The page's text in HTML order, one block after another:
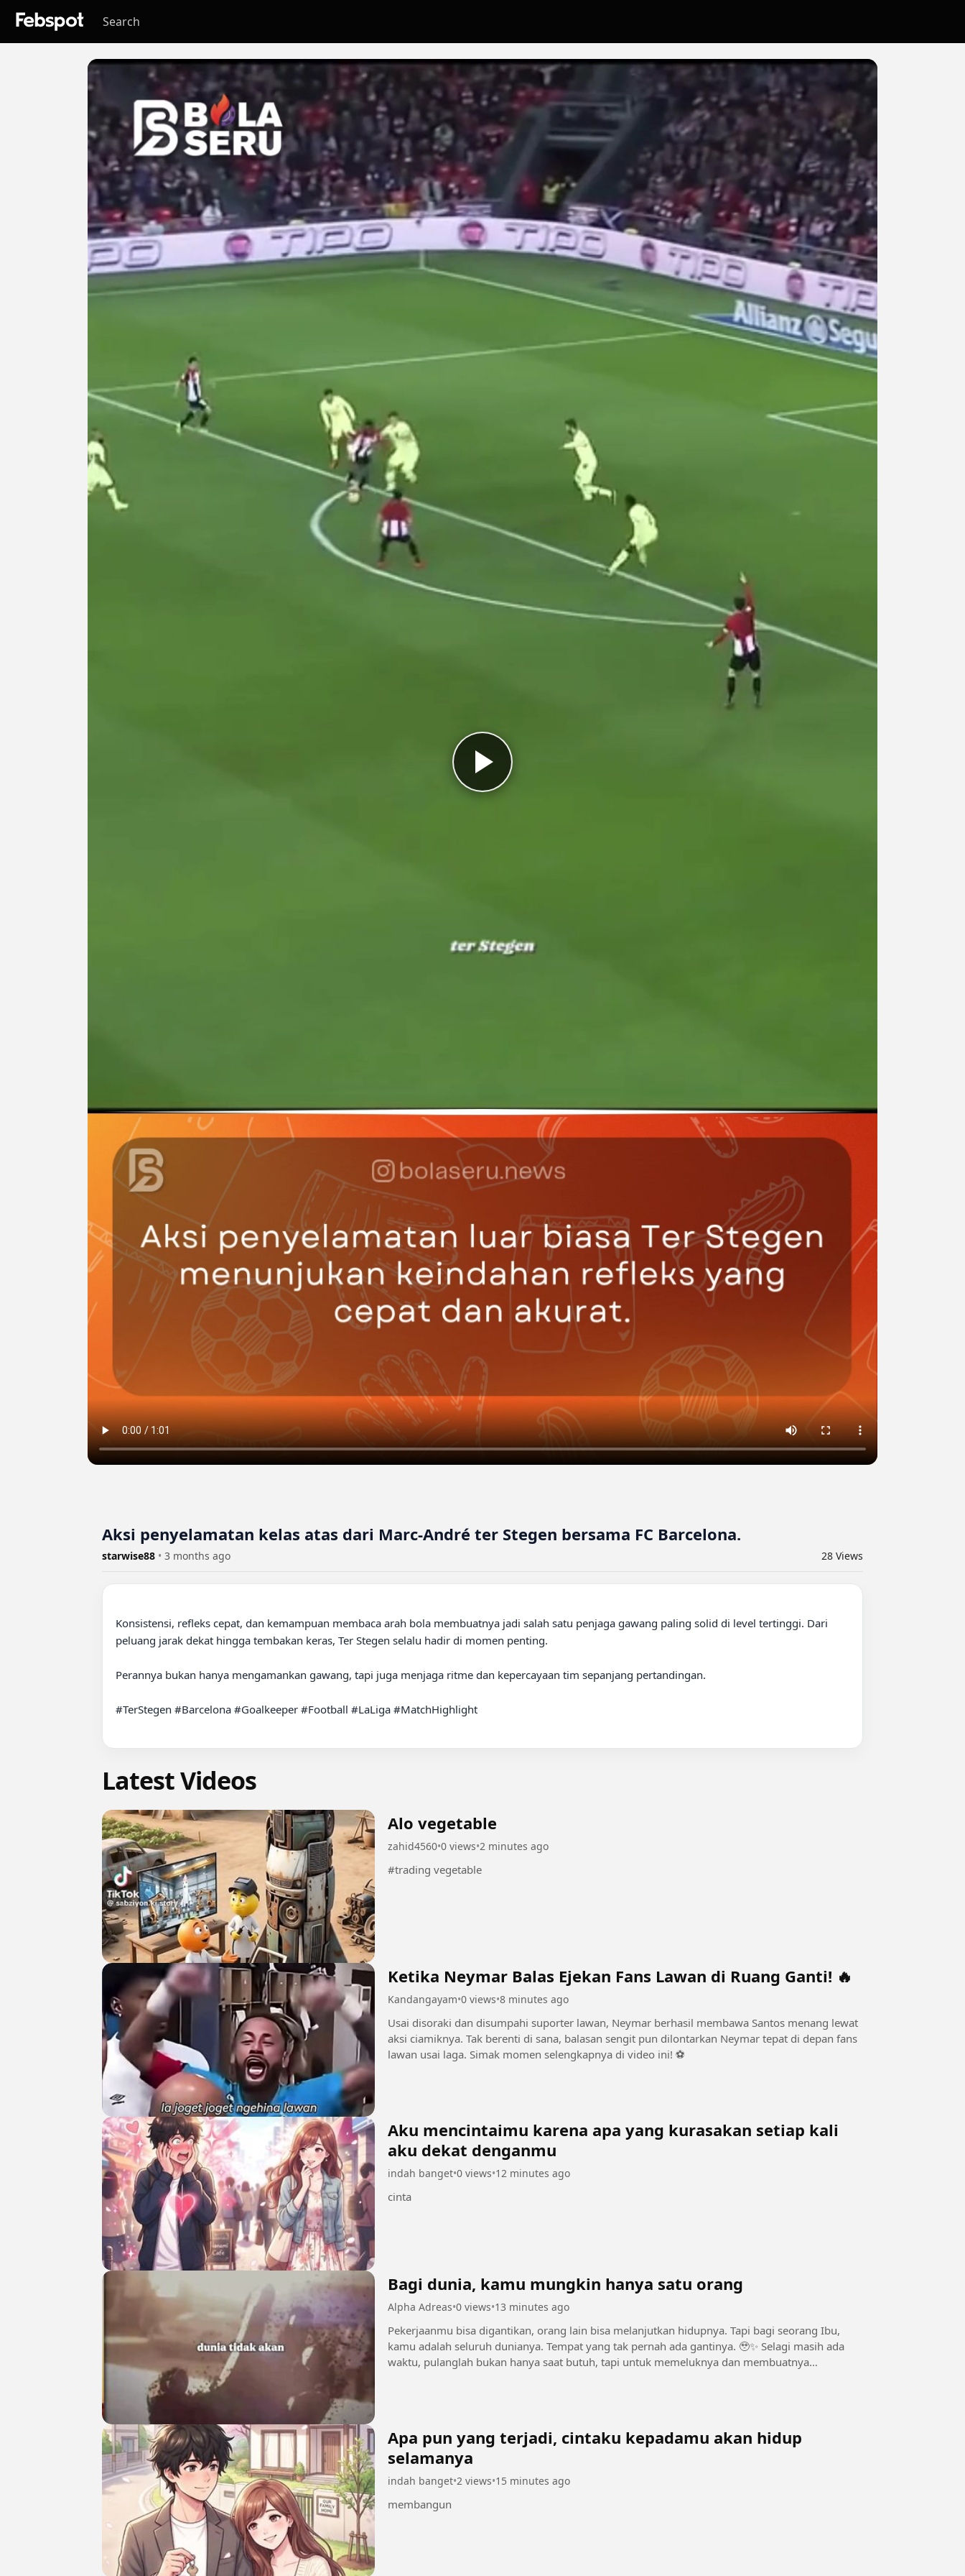
Aksi penyelamatan kelas atas dari Marc-André ter Stegen bersama FC Barcelona.
starwise88 • 3 months ago 28 Views
Konsistensi, refleks cepat, dan kemampuan membaca arah bola membuatnya jadi salah satu penjaga gawang paling solid di level tertinggi. Dari
peluang jarak dekat hingga tembakan keras, Ter Stegen selalu hadir di momen penting.
Perannya bukan hanya mengamankan gawang, tapi juga menjaga ritme dan kepercayaan tim sepanjang pertandingan.
#TerStegen #Barcelona #Goalkeeper #Football #LaLiga #MatchHighlight
Latest Videos
Alo vegetable
zahid4560•0 views•2 minutes ago
#trading vegetable
Ketika Neymar Balas Ejekan Fans Lawan di Ruang Ganti! 🔥
Kandangayam•0 views•8 minutes ago
Usai disoraki dan disumpahi suporter lawan, Neymar berhasil membawa Santos menang lewat
aksi ciamiknya. Tak berenti di sana, balasan sengit pun dilontarkan Neymar tepat di depan fans
lawan usai laga. Simak momen selengkapnya di video ini! ⚽
Aku mencintaimu karena apa yang kurasakan setiap kali
aku dekat denganmu
indah banget•0 views•12 minutes ago
cinta
Bagi dunia, kamu mungkin hanya satu orang
Alpha Adreas•0 views•13 minutes ago
Pekerjaanmu bisa digantikan, orang lain bisa melanjutkan hidupnya. Tapi bagi seorang Ibu,
kamu adalah seluruh dunianya. Tempat yang tak pernah ada gantinya. 🥹✨ Selagi masih ada
waktu, pulanglah bukan hanya saat butuh, tapi untuk memeluknya dan membuatnya
Apa pun yang terjadi, cintaku kepadamu akan hidup
selamanya
indah banget•2 views•15 minutes ago
membangun